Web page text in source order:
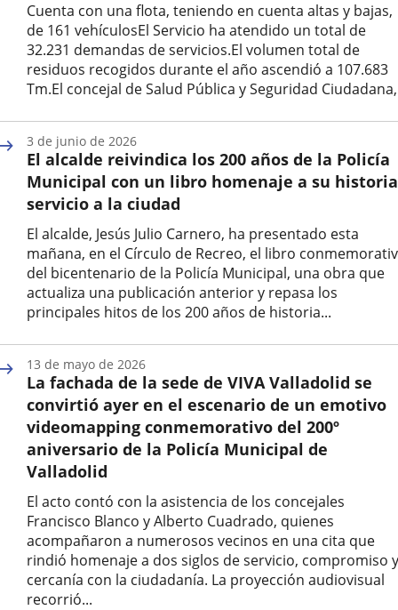
Cuenta con una flota, teniendo en cuenta altas y bajas,
de 161 vehículosEl Servicio ha atendido un total de
32.231 demandas de servicios.El volumen total de
residuos recogidos durante el año ascendió a 107.683
Tm.El concejal de Salud Pública y Seguridad
la
noticia
El alcalde reivindica los 200 años de la Policía
Municipal con un libro homenaje a su
servicio a la ciudad
El alcalde, Jesús Julio Carnero, ha presentado esta
mañana, en el Círculo de Recreo, el libro
del bicentenario de la Policía Municipal, una obra que
actualiza una publicación anterior y repasa los
principales hitos de los 200 años de historia...
la
noticia
3 de junio de 2026
La fachada de la sede de VIVA Valladolid se
convirtió ayer en el escenario de un emotivo
videomapping conmemorativo del 200º
aniversario de la Policía Municipal de
Valladolid
El acto contó con la asistencia de los concejales
Francisco Blanco y Alberto Cuadrado, quienes
acompañaron a numerosos vecinos en una cita que
rindió homenaje a dos siglos de servicio, compromiso y
cercanía con la ciudadanía. La proyección audiovisual
recorrió...
13 de mayo de 2026